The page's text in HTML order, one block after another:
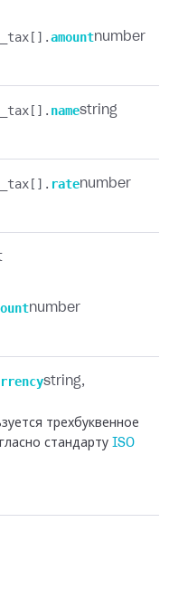
amountnumber
namestring
ratenumber
number
string
трехбуквенное
стандарту ISO